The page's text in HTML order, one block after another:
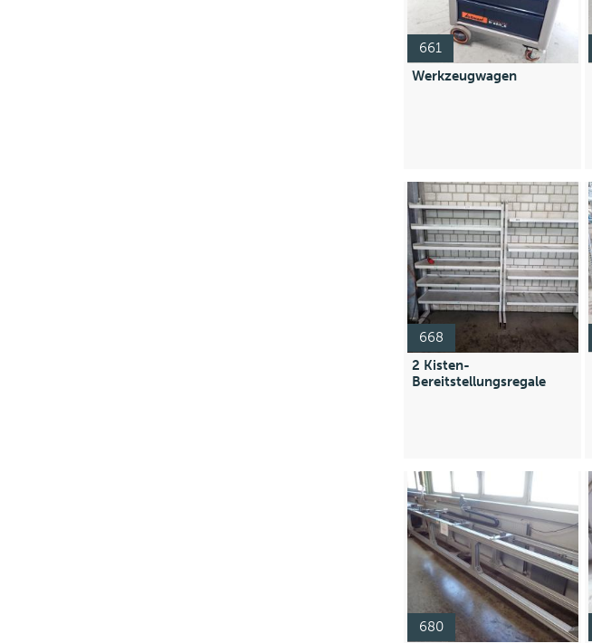
661
Werkzeugwagen
668
2 Kisten-
Bereitstellungsregale
680